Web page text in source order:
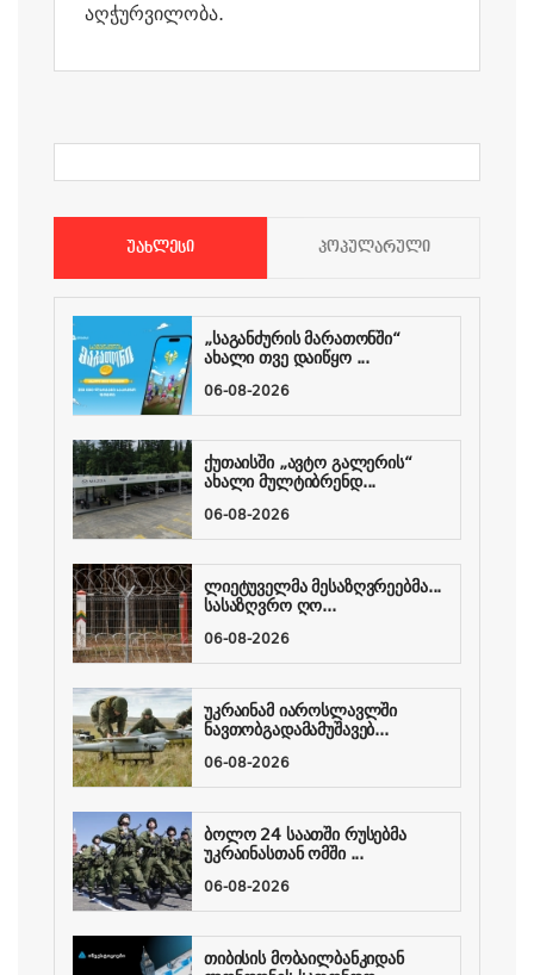
აღჭურვილობა.
ᲣᲐᲮᲚᲔᲡᲘ ᲞᲝᲞᲣᲚᲐᲠᲣᲚᲘ
„საგანძურის მარათონში“
ახალი თვე დაიწყო ...
06-08-2026
ქუთაისში „ავტო გალერის“
ახალი მულტიბრენდ...
06-08-2026
ლიეტუველმა მესაზღვრეებმა...
სასაზღვრო ღო...
06-08-2026
უკრაინამ იაროსლავლში
ნავთობგადამამუშავებ...
06-08-2026
ბოლო 24 საათში რუსებმა
უკრაინასთან ომში ...
06-08-2026
თიბისის მობაილბანკიდან